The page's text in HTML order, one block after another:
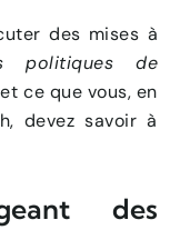
des mises à
politiques de
ce que vous, en
devez savoir à
des